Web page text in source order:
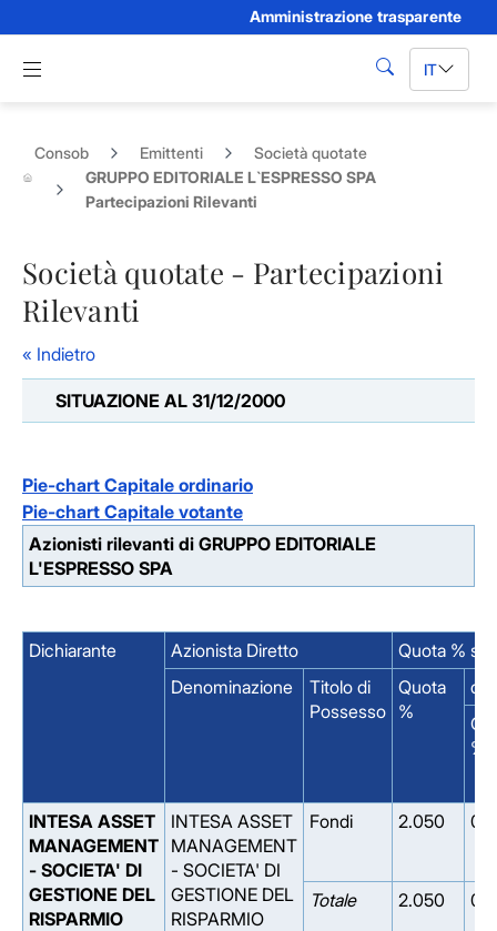
Amministrazione trasparente
Apri menu di navigazione
cerca IT
Consob Emittenti
Società quotate
GRUPPO EDITORIALE L`ESPRESSO SPA
Partecipazioni Rilevanti
Società quotate - Partecipazioni
Rilevanti
« Indietro
SITUAZIONE AL 31/12/2000
Pie-chart Capitale ordinario
Pie-chart Capitale votante
Azionisti rilevanti di GRUPPO EDITORIALE
L'ESPRESSO SPA
Dichiarante Azionista Diretto
Quota % su
Denominazione
Titolo di
Possesso
Quota
%
di
%
INTESA ASSET
MANAGEMENT
- SOCIETA' DI
GESTIONE DEL
RISPARMIO
INTESA ASSET
MANAGEMENT
- SOCIETA' DI
GESTIONE DEL
RISPARMIO
Fondi 2.050
Totale 2.050